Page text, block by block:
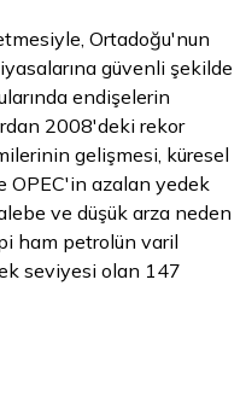
Ortadoğu'nun
güvenli şekilde
endişelerin
2008'deki rekor
gelişmesi, küresel
OPEC'in azalan yedek
ve düşük arza neden
ham petrolün varil
seviyesi olan 147